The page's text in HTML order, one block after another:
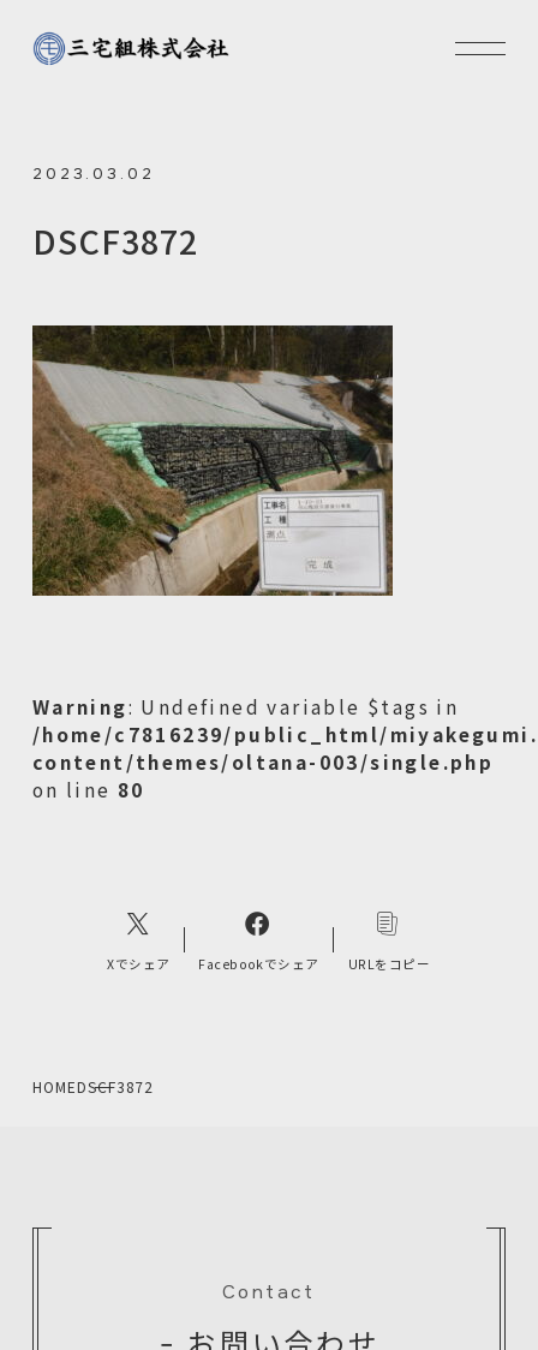
2023.03.02
DSCF3872
Warning: Undefined variable $tags in
/home/c7816239/public_html/
content/themes/oltana-003/single.php
on line 80
Xでシェア Facebookでシェア URLをコピー
HOMEDSCF3872
Contact